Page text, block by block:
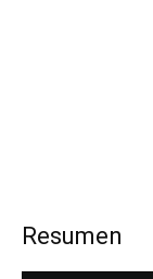
Resumen